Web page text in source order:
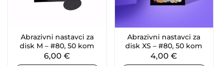
Abrazivni nastavci za
disk M – #80, 50 kom
6,00€
Abrazivni nastavci za
disk XS – #80, 50 kom
4,00€